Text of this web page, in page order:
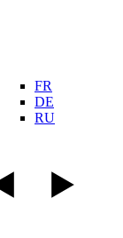
FR
DE
RU